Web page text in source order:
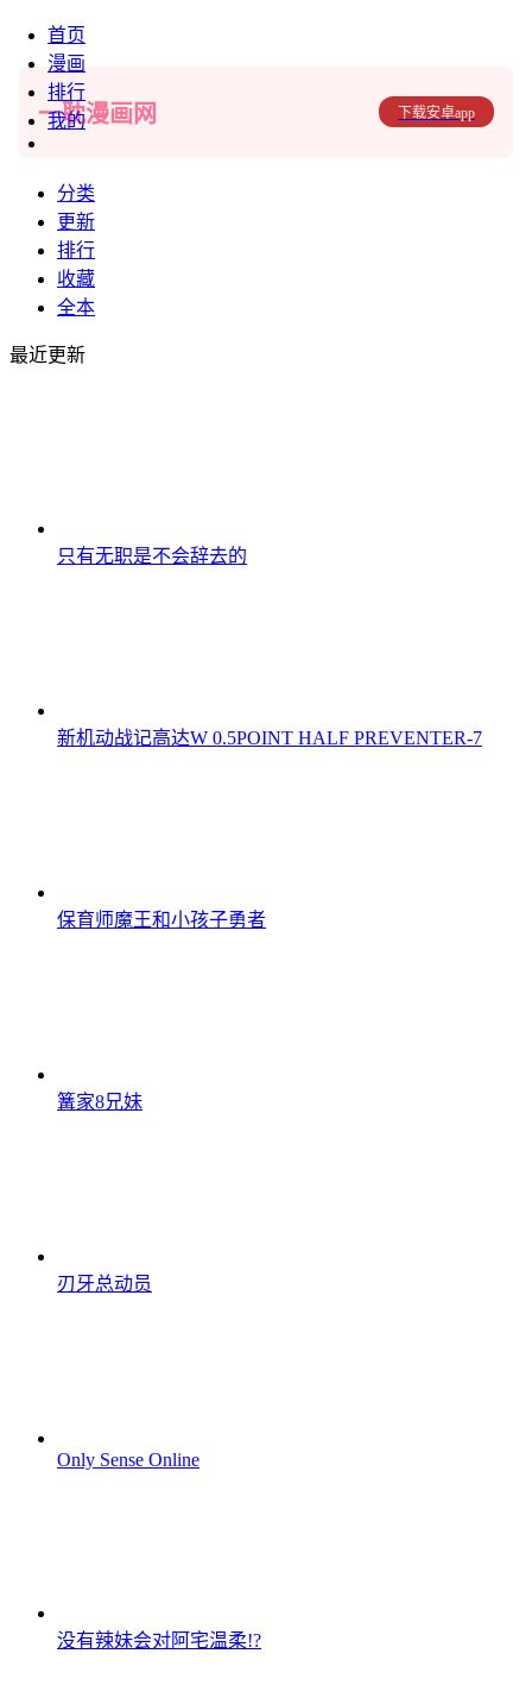
首页
漫画
排行
我的
一耽漫画网 下载安卓app
分类
更新
排行
收藏
全本
最近更新
只有无职是不会辞去的
新机动战记高达W 0.5POINT HALF PREVENTER-7
保育师魔王和小孩子勇者
篝家8兄妹
刃牙总动员
Only Sense Online
没有辣妹会对阿宅温柔!?